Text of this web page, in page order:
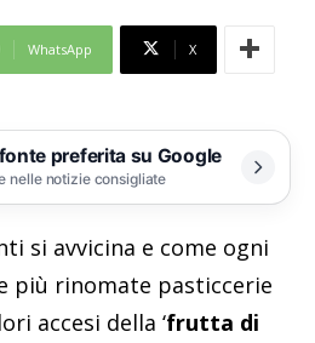
WhatsApp X
preferita su Google
nelle notizie consigliate
si avvicina e come ogni
più rinomate pasticcerie
accesi della ‘frutta di